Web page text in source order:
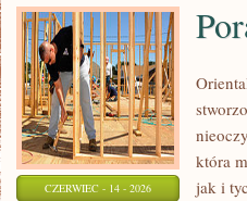
CZERWIEC - 14 - 2026
która
jak i